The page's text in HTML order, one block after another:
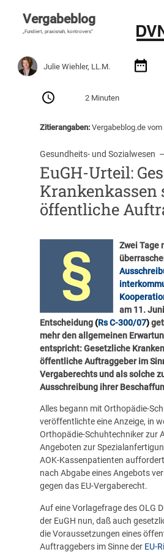
Vergabeblog
„Fundiert, praxisnah, kontrovers“
Julie Wiehler, LL.M.
2 Minuten
Zitierangaben:Vergabeblog.de
Gesundheits- und Sozialwesen
  –
EuGH-Urteil:
Krankenkassen
öffentliche
Zwei Tage
am 11.
Entscheidung(Rs C-300/07)
mehr den allgemeinen
entspricht: Gesetzliche
öffentliche Auftraggeber im
Vergaberechts und als solche
Ausschreibung ihrer
Alles begann mit Orthopädie-
veröffentlichte eine Anzeige, in
Orthopädie-Schuhtechniker zur
Angeboten zur
AOK-Kassenpatienten
nach Abgabe eines Angebots
gegen das EU-Vergaberecht.
Auf eine Vorlagefrage des OLG
der EuGH nun, daß auch
die Voraussetzungen eines
Auftraggebers im Sinne der EU-